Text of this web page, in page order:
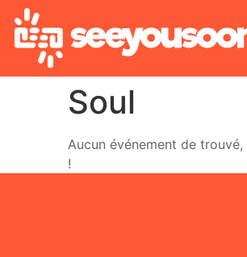
Soul
Aucun événement de trouvé,
!